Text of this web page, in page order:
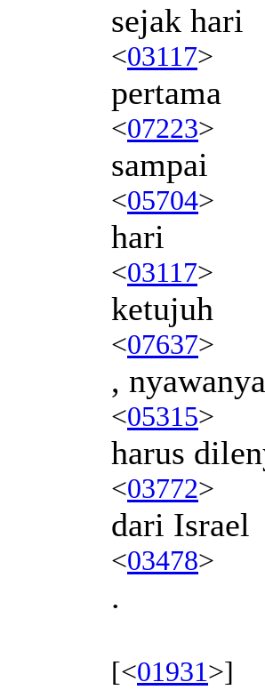
sejak hari
<03117>
pertama
<07223>
sampai
<05704>
hari
<03117>
ketujuh
<07637>
, nyawanya
<05315>
harus
<03772>
dari Israel
<03478>
.
[<01931>]